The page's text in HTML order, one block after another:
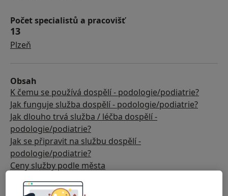
Počet specialistů a pracovišť
13
Plzeň
Obsah
K čemu se používá dospělí - podologie/podiatrie?
Jak funguje služba dospělí - podologie/podiatrie?
Jak dlouho trvá služba / léčba dospělí -
podologie/podiatrie?
Jak se připravit na službu dospělí -
podologie/podiatrie?
Ceny služby podle města
a centra